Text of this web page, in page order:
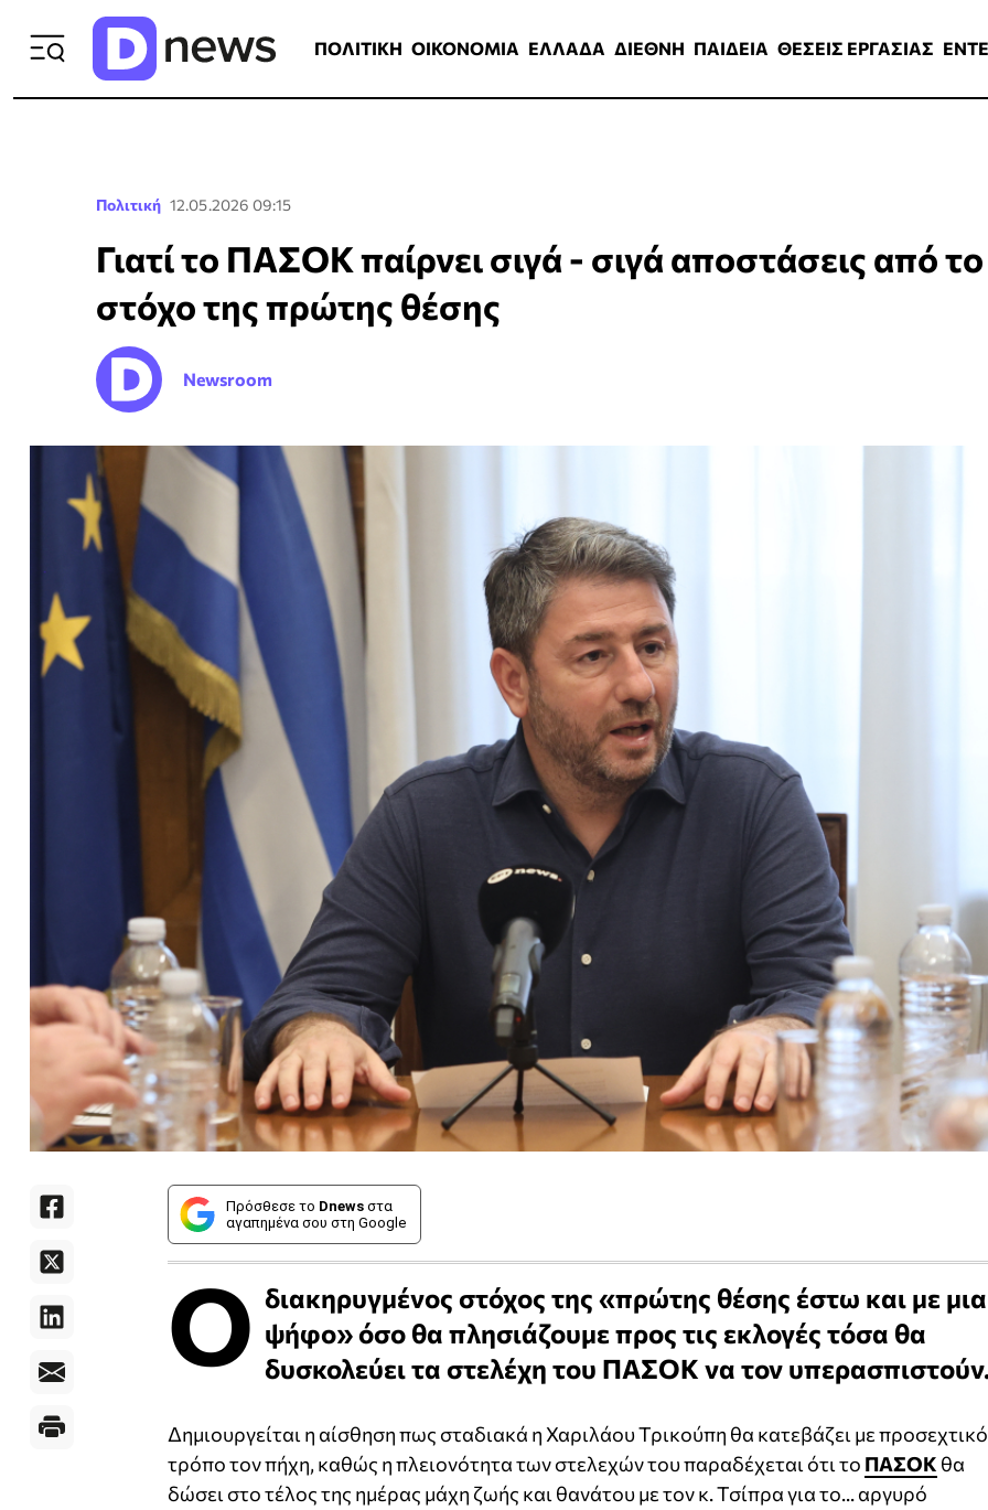
ΠΟΛΙΤΙΚΗ ΟΙΚΟΝΟΜΙΑ ΕΛΛΑΔΑ ΔΙΕΘΝΗ ΠΑΙΔΕΙΑ ΘΕΣΕΙΣ ΕΡΓΑΣΙΑΣ
Πολιτική 12.05.2026 09:15
Γιατί το ΠΑΣΟΚ παίρνει σιγά - σιγά αποστάσεις από το
στόχο της πρώτης θέσης
Newsroom
Πρόσθεσε το Dnews στα
αγαπημένα σου στη Google
Ο διακηρυγμένος στόχος της «πρώτης θέσης έστω και με μια
ψήφο» όσο θα πλησιάζουμε προς τις εκλογές τόσα θα
δυσκολεύει τα στελέχη του ΠΑΣΟΚ να τον
Δημιουργείται η αίσθηση πως σταδιακά η Χαριλάου Τρικούπη θα κατεβάζει με προσεχτικό
τρόπο τον πήχη, καθώς η πλειονότητα των στελεχών του παραδέχεται ότι το ΠΑΣΟΚ θα
δώσει στο τέλος της ημέρας μάχη ζωής και θανάτου με τον κ. Τσίπρα για το... αργυρό